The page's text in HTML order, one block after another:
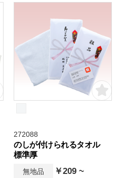
地は普段使いに最適な厚さの
しっかりと引き出されて吸水
性と速乾性に優れています。
272088
のしが付けられるタオル
標準厚
無地品 ￥209 ~